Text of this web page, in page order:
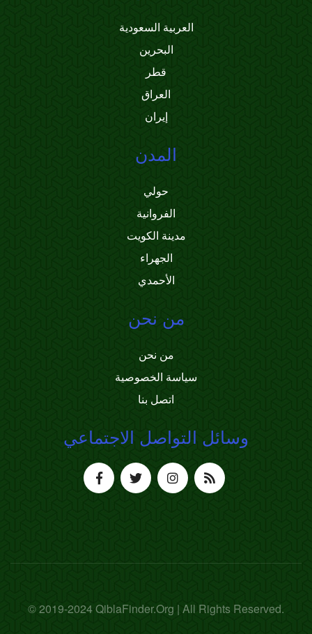
العربية السعودية
البحرين
قطر
العراق
إيران
المدن
حولي
الفروانية
مدينة الكويت
الجهراء
الأحمدي
من نحن
من نحن
سياسة الخصوصية
اتصل بنا
وسائل التواصل الاجتماعي
© 2019-2024 QiblaFinder.Org | All Rights Reserved.